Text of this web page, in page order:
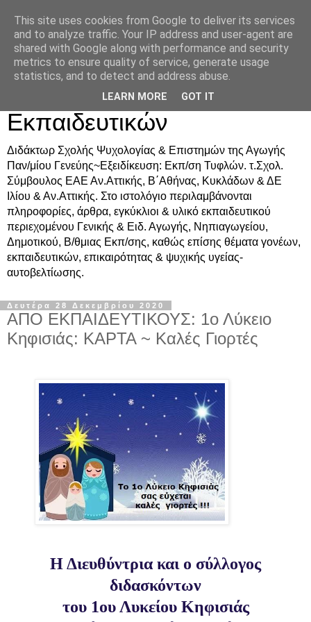
Δρ. Ράνια Χιουρέα-
Συμβουλευτική &
Υποστήριξη Γονέων &
Εκπαιδευτικών
Διδάκτωρ Σχολής Ψυχολογίας & Επιστημών της Αγωγής
Παν/μίου Γενεύης~Εξειδίκευση: Εκπ/ση Τυφλών. τ.Σχολ.
Σύμβουλος ΕΑΕ Αν.Αττικής, Β΄Αθήνας, Κυκλάδων & ΔΕ
Ιλίου & Αν.Αττικής. Στο ιστολόγιο περιλαμβάνονται
πληροφορίες, άρθρα, εγκύκλιοι & υλικό εκπαιδευτικού
περιεχομένου Γενικής & Ειδ. Αγωγής, Νηπιαγωγείου,
Δημοτικού, Β/θμιας Εκπ/σης, καθώς επίσης θέματα γονέων,
εκπαιδευτικών, επικαιρότητας & ψυχικής υγείας-
αυτοβελτίωσης.
Δευτέρα 28 Δεκεμβρίου 2020
ΑΠΟ ΕΚΠΑΙΔΕΥΤΙΚΟΥΣ: 1ο Λύκειο
Κηφισιάς: ΚΑΡΤΑ ~ Καλές Γιορτές
Η Διευθύντρια και ο σύλλογος
διδασκόντων
του 1ου Λυκείου Κηφισιάς
This site uses cookies from Google to deliver its services
and to analyze traffic. Your IP address and user-agent are
shared with Google along with performance and security
metrics to ensure quality of service, generate usage
statistics, and to detect and address abuse.
LEARN MORE GOT IT